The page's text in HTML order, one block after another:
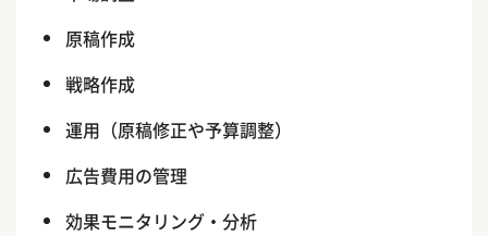
原稿作成
戦略作成
運用（原稿修正や予算調整）
広告費用の管理
効果モニタリング・分析